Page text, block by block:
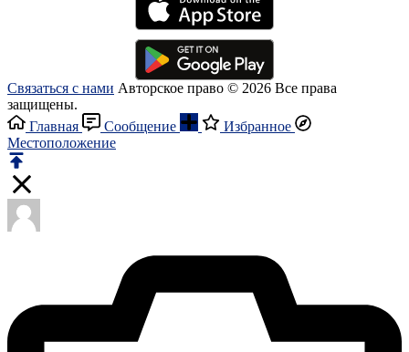
Связаться с нами Авторское право © 2026 Все права
защищены.
Главная
Сообщение
Избранное
Местоположение